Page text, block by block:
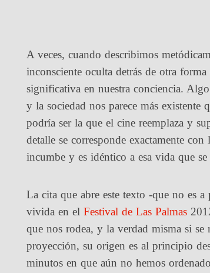
A veces, cuando describimos
inconsciente oculta detrás de otra
significativa en nuestra conciencia.
y la sociedad nos parece más existente
podría ser la que el cine reemplaza y
detalle se corresponde exactamente
incumbe y es idéntico a esa vida que
La cita que abre este texto -que no es
vivida en el Festival de Las Palmas
que nos rodea, y la verdad misma si se
proyección, su origen es al principio
minutos en que aún no hemos